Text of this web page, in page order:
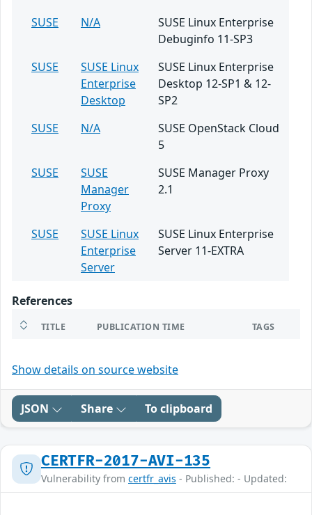
SUSE
N/A
SUSE Linux Enterprise
Debuginfo 11-SP3
SUSE
SUSE Linux
Enterprise
Desktop
SUSE Linux Enterprise
Desktop 12-SP1 & 12-
SP2
SUSE
N/A
SUSE OpenStack Cloud
5
SUSE
SUSE
Manager
Proxy
SUSE Manager Proxy
2.1
SUSE
SUSE Linux
Enterprise
Server
SUSE Linux Enterprise
Server 11-EXTRA
References
TITLE PUBLICATION TIME TAGS
Show details on source website
JSON Share To clipboard
CERTFR-2017-AVI-135
Vulnerability from certfr_avis - Published: - Updated: